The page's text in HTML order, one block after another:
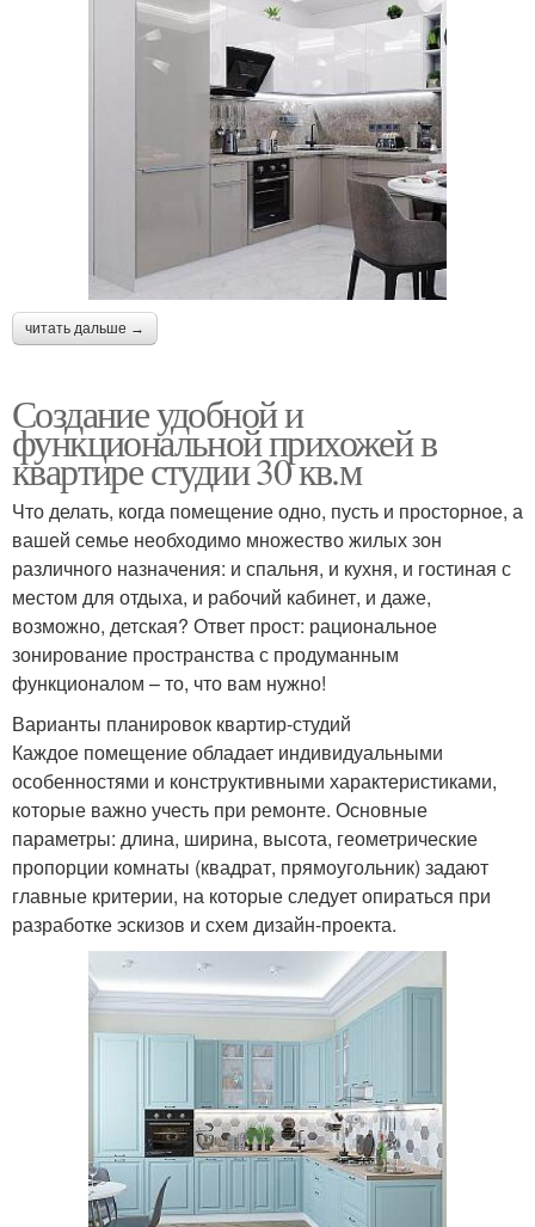
читать дальше →
Создание удобной и
функциональной прихожей в
квартире студии 30 кв.м
Что делать, когда помещение одно, пусть и просторное, а
вашей семье необходимо множество жилых зон
различного назначения: и спальня, и кухня, и гостиная с
местом для отдыха, и рабочий кабинет, и даже,
возможно, детская? Ответ прост: рациональное
зонирование пространства с продуманным
функционалом – то, что вам нужно!
Варианты планировок квартир-студий
Каждое помещение обладает индивидуальными
особенностями и конструктивными характеристиками,
которые важно учесть при ремонте. Основные
параметры: длина, ширина, высота, геометрические
пропорции комнаты (квадрат, прямоугольник) задают
главные критерии, на которые следует опираться при
разработке эскизов и схем дизайн-проекта.